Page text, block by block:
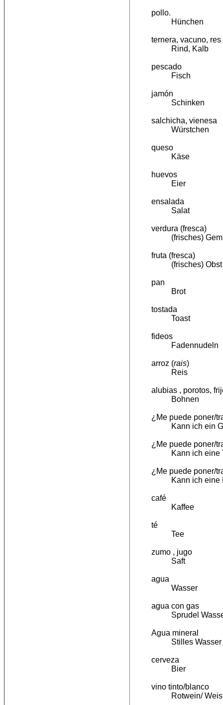
pollo.
Hünchen
ternera, vacuno, res
Rind, Kalb
pescado
Fisch
jamón
Schinken
salchicha, vienesa
Würstchen
queso
Käse
huevos
Eier
ensalada
Salat
verdura (fresca)
(frisches)
fruta (fresca)
(frisches) Obst
pan
Brot
tostada
Toast
fideos
Fadennudeln
arroz (rais)
Reis
alubias , porotos,
Bohnen
¿Me puede poner/
Kann ich ein
¿Me puede poner/
Kann ich eine
¿Me puede poner/
Kann ich eine
café
Kaffee
té
Tee
zumo , jugo
Saft
agua
Wasser
agua con gas
Sprudel
Agua mineral
Stilles Wasser
cerveza
Bier
vino tinto/blanco
Rotwein/